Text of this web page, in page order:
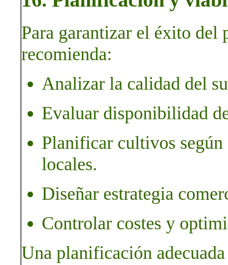
Para garantizar el éxito del
recomienda:
Analizar la calidad del
Evaluar disponibilidad
Planificar cultivos
locales.
Diseñar estrategia
Controlar costes y
Una planificación